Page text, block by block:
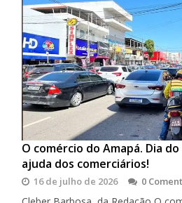
O comércio do Amapá. Dia
ajuda dos comerciários!
16 de julho de 2026 0